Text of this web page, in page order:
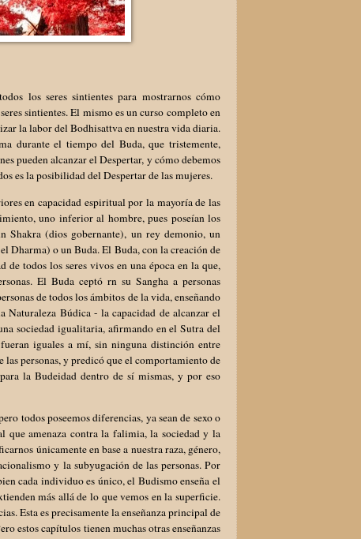
los seres sintientes para mostrarnos cómo
sintientes. El mismo es un curso completo en
la labor del Bodhisattva en nuestra vida diaria.
durante el tiempo del Buda, que tristemente,
pueden alcanzar el Despertar, y cómo debemos
es la posibilidad del Despertar de las mujeres.
en capacidad espiritual por la mayoría de las
uno inferior al hombre, pues poseían los
Shakra (dios gobernante), un rey demonio, un
Dharma) o un Buda. El Buda, con la creación de
todos los seres vivos en una época en la que,
El Buda ceptó rn su Sangha a personas
de todos los ámbitos de la vida, enseñando
Naturaleza Búdica - la capacidad de alcanzar el
sociedad igualitaria, afirmando en el Sutra del
iguales a mí, sin ninguna distinción entre
personas, y predicó que el comportamiento de
la Budeidad dentro de sí mismas, y por eso
todos poseemos diferencias, ya sean de sexo o
que amenaza contra la falimia, la sociedad y la
únicamente en base a nuestra raza, género,
y la subyugación de las personas. Por
cada individuo es único, el Budismo enseña el
más allá de lo que vemos en la superficie.
Esta es precisamente la enseñanza principal de
estos capítulos tienen muchas otras enseñanzas